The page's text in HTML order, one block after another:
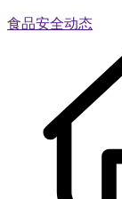
食品安全动态